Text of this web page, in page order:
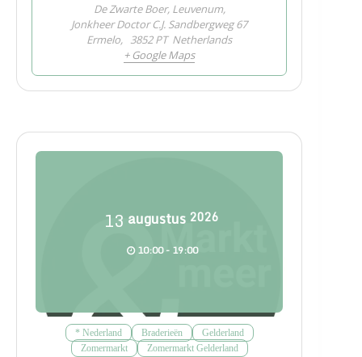
De Zwarte Boer, Leuvenum,
Jonkheer Doctor C.J. Sandbergweg 67
Ermelo, 3852 PT Netherlands
+ Google Maps
13 augustus 2026
10:00 - 19:00
* Nederland Braderieën
Gelderland
Zomermarkt
Zomermarkt Gelderland